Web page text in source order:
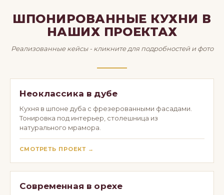
ШПОНИРОВАННЫЕ КУХНИ В
НАШИХ ПРОЕКТАХ
Реализованные кейсы - кликните для подробностей и фото
Неоклассика в дубе
Кухня в шпоне дуба с фрезерованными фасадами.
Тонировка под интерьер, столешница из
натурального мрамора.
СМОТРЕТЬ ПРОЕКТ →
Современная в орехе